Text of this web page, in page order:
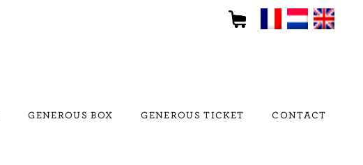
GENEROUS BOX GENEROUS TICKET CONTACT